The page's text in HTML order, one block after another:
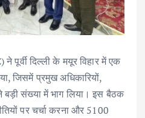
ने पूर्वी दिल्ली के मयूर विहार में एक
जिसमें प्रमुख अधिकारियों,
संख्या में भाग लिया। इस बैठक
पर चर्चा करना और 5100